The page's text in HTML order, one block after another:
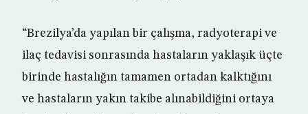
“Brezilya’da yapılan bir çalışma, radyoterapi ve
ilaç tedavisi sonrasında hastaların yaklaşık üçte
birinde hastalığın tamamen ortadan kalktığını
ve hastaların yakın takibe alınabildiğini ortaya